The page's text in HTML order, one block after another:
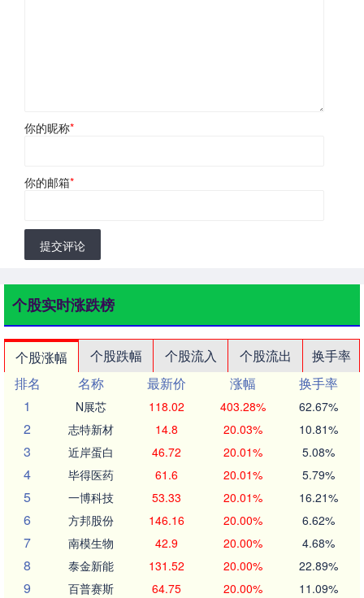
你的昵称*
你的邮箱*
提交评论
个股实时涨跌榜
个股涨幅 个股跌幅 个股流入 个股流出
换手率
排名
名称 最新价 涨幅
换手率
1
N展芯 118.02 403.28% 62.67%
2 志特新材 14.8 20.03% 10.81%
3 近岸蛋白 46.72 20.01% 5.08%
4 毕得医药 61.6 20.01% 5.79%
5 一博科技 53.33 20.01% 16.21%
6 方邦股份 146.16 20.00% 6.62%
7 南模生物 42.9 20.00% 4.68%
8 泰金新能 131.52 20.00% 22.89%
9 百普赛斯 64.75 20.00% 11.09%